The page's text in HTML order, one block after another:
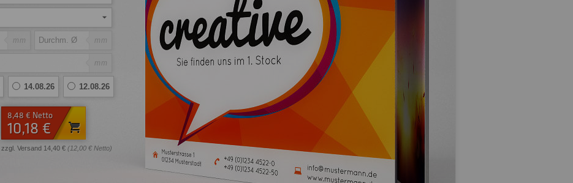
mm mm
mm
14.08.26 12.08.26
8,48 € Netto
10,18 €
zzgl. Versand 14,40 € (12,00 € Netto)